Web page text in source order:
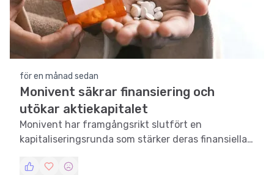
för en månad sedan
Monivent säkrar finansiering och
utökar aktiekapitalet
Monivent har framgångsrikt slutfört en
kapitaliseringsrunda som stärker deras finansiella
deras innovativa vårdlösningar.